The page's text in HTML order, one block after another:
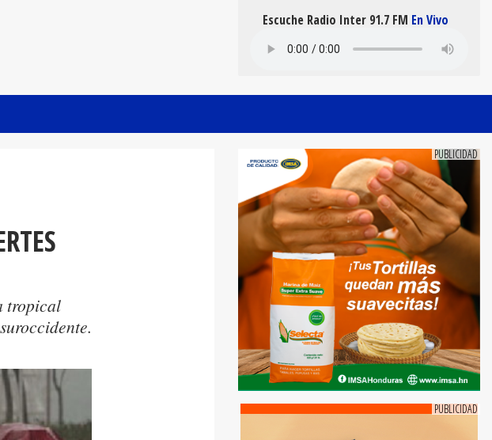
Escuche Radio Inter 91.7 FM En Vivo
tropical